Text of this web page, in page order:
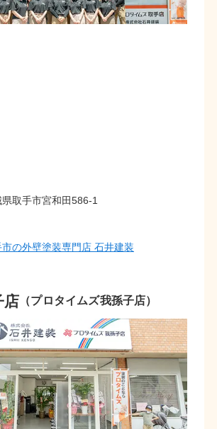
取手市宮和田586-1
の外壁塗装専門店 石井建装
店 （プロタイムズ我孫子店）